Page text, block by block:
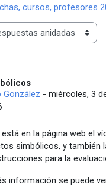
cursos, profesores
González -miércoles, 3
0
está en la página web el
simbólicos, y también
para la
información se puede